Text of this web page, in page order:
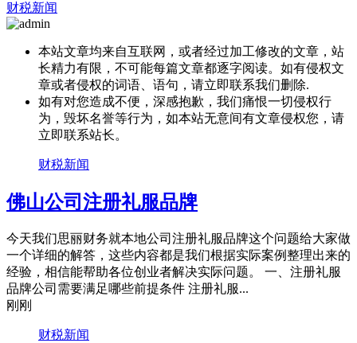
财税新闻
本站文章均来自互联网，或者经过加工修改的文章，站
长精力有限，不可能每篇文章都逐字阅读。如有侵权文
章或者侵权的词语、语句，请立即联系我们删除.
如有对您造成不便，深感抱歉，我们痛恨一切侵权行
为，毁坏名誉等行为，如本站无意间有文章侵权您，请
立即联系站长。
财税新闻
佛山公司注册礼服品牌
今天我们思丽财务就本地公司注册礼服品牌这个问题给大家做
一个详细的解答，这些内容都是我们根据实际案例整理出来的
经验，相信能帮助各位创业者解决实际问题。 一、注册礼服
品牌公司需要满足哪些前提条件 注册礼服...
刚刚
财税新闻